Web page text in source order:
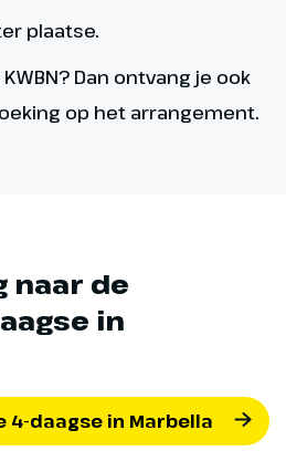
plaatse.
Dan ontvang je ook
op het arrangement.
naar de
in
4-daagse in Marbella